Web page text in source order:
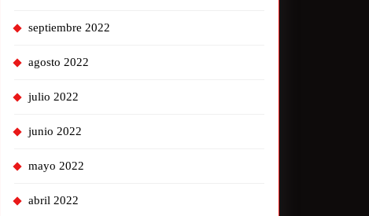
septiembre 2022
agosto 2022
julio 2022
junio 2022
mayo 2022
abril 2022